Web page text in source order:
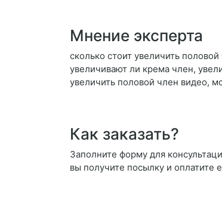
Мнение эксперта
сколько стоит увеличить
увеличивают ли крема член,
увеличить половой член видео,
Как заказать?
Заполните форму для
вы получите посылку и оплатите